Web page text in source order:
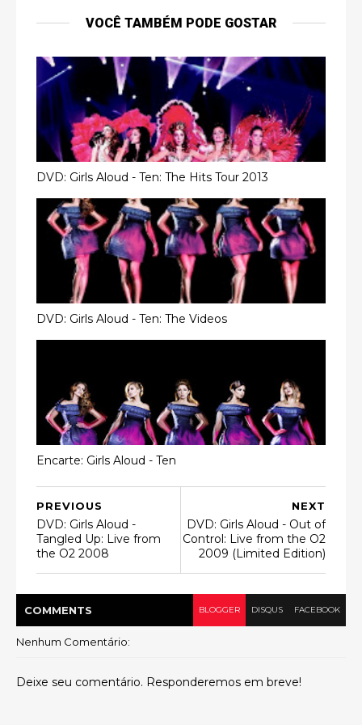
VOCÊ TAMBÉM PODE GOSTAR
DVD: Girls Aloud - Ten: The Hits Tour 2013
DVD: Girls Aloud - Ten: The Videos
Encarte: Girls Aloud - Ten
NEXT
DVD: Girls Aloud - Out of
Control: Live from the O2
2009 (Limited Edition)
PREVIOUS
DVD: Girls Aloud -
Tangled Up: Live from
the O2 2008
COMMENTS BLOGGER DISQUS FACEBOOK
Nenhum Comentário:
Deixe seu comentário. Responderemos em breve!